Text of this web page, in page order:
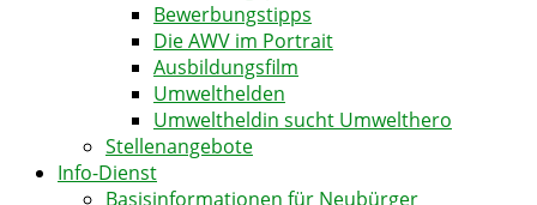
Bewerbungstipps
Die AWV im Portrait
Ausbildungsfilm
Umwelthelden
Umweltheldin sucht Umwelthero
Stellenangebote
Info-Dienst
Basisinformationen für Neubürger